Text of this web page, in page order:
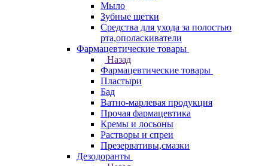
Мыло
Зубные щетки
Средства для ухода за полостью
рта,ополаскиватели
Фармацевтические товары
Назад
Фармацевтические товары
Пластыри
Бад
Ватно-марлевая продукция
Прочая фармацевтика
Кремы и лосьоны
Растворы и спреи
Презервативы,смазки
Дезодоранты